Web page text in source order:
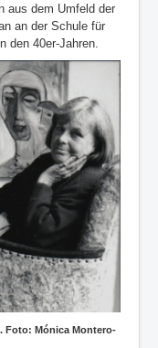
aus dem Umfeld der
an der Schule für
den 40er-Jahren.
Foto: Mónica Montero-